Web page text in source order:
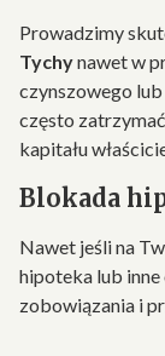
Prowadzimy
Tychynawet w
czynszowego
często
kapitału
Blokada
Nawet jeśli na
hipoteka lub inne
zobowiązania i